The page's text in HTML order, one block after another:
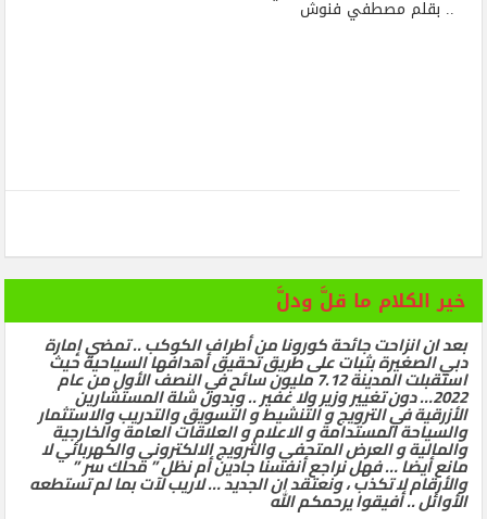
.. بقلم مصطفي فنوش
خير الكلام ما قلَّ ودلَّ
بعد ان انزاحت جائحة كورونا من أطراف الكوكب .. تمضي إمارة
دبي الصغيرة بثبات على طريق تحقيق أهدافها السياحية حيث
استقبلت المدينة 7.12 مليون سائح في النصف الأول من عام
2022… دون تغيير وزير ولا غفير .. وبدون شلة المستشارين
الأزرقية في الترويج و التنشيط و التسويق والتدريب والاستثمار
والسياحة المستدامة و الاعلام و العلاقات العامة والخارجية
والمالية و العرض المتحفي والترويج الالكتروني والكهربائي لا
مانع أيضا … فهل نراجع أنفسنا جادين أم نظل ” محلك سر ”
والأرقام لا تكذب ، ونعتقد ان الجديد … لاريب لآت بما لم تستطعه
الأوائل .. أفيقوا يرحمكم الله